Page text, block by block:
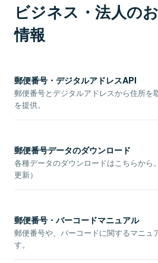
ビジネス・法人の
情報
郵便番号・デジタルアドレスAPI
郵便番号とデジタルアドレスから住所を
を提供。
郵便番号データのダウンロード
各種データのダウンロードはこちらから
更新）
郵便番号・バーコードマニュアル
郵便番号や、バーコードに関するマニュ
す。